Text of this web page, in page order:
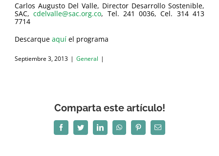
Carlos Augusto Del Valle, Director Desarrollo Sostenible,
SAC,cdelvalle@sac.org.co, Tel. 241 0036, Cel. 314 413
7714
Descarque aquí el programa
Septiembre 3, 2013 | General |
Comparta este artículo!
FacebookTwitterLinkedInWhatsAppPinterestCorreo
electrónico